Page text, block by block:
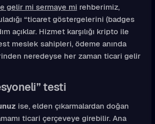
gelir mi sermaye mi rehberimiz,
“ticaret göstergelerini (badges
açıklar. Hizmet karşılığı kripto ile
meslek sahipleri, ödeme anında
neredeyse her zaman ticari gelir
testi
ise, elden çıkarmalardan doğan
ticari çerçeveye girebilir. Ana